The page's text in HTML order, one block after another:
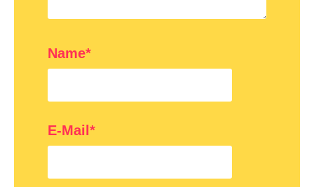
Name*
E-Mail*